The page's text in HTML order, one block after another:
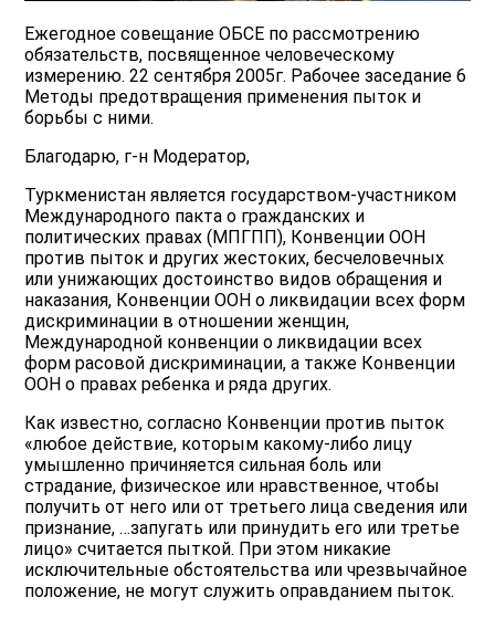
Ежегодное совещание ОБСЕ по рассмотрению
обязательств, посвященное человеческому
измерению. 22 сентября 2005г. Рабочее заседание 6
Методы предотвращения применения пыток и
борьбы с ними.
Благодарю, г-н Модератор,
Туркменистан является государством-участником
Международного пакта о гражданских и
политических правах (МПГПП), Конвенции ООН
против пыток и других жестоких, бесчеловечных
или унижающих достоинство видов обращения и
наказания, Конвенции ООН о ликвидации всех форм
дискриминации в отношении женщин,
Международной конвенции о ликвидации всех
форм расовой дискриминации, а также Конвенции
ООН о правах ребенка и ряда других.
Как известно, согласно Конвенции против пыток
«любое действие, которым какому-либо лицу
умышленно причиняется сильная боль или
страдание, физическое или нравственное, чтобы
получить от него или от третьего лица сведения или
признание, …запугать или принудить его или третье
лицо» считается пыткой. При этом никакие
исключительные обстоятельства или чрезвычайное
положение, не могут служить оправданием пыток.